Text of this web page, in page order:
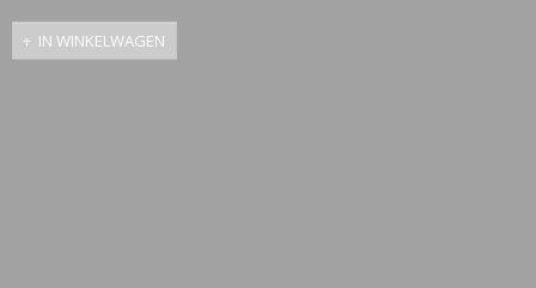
IN WINKELWAGEN